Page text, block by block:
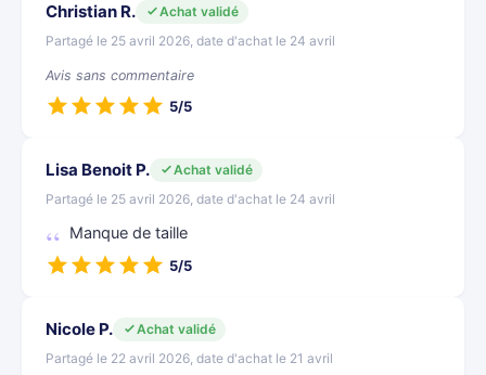
Christian R.
Achat validé
Partagé le 25 avril 2026, date d'achat le 24 avril
Avis sans commentaire
5/5
Lisa Benoit P.
Achat validé
Partagé le 25 avril 2026, date d'achat le 24 avril
Manque de taille
5/5
Nicole P.
Achat validé
Partagé le 22 avril 2026, date d'achat le 21 avril